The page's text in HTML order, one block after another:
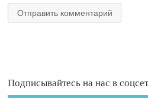
Подписывайтесь на нас в